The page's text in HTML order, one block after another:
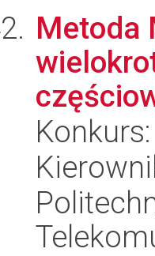
Metoda
Konkurs: